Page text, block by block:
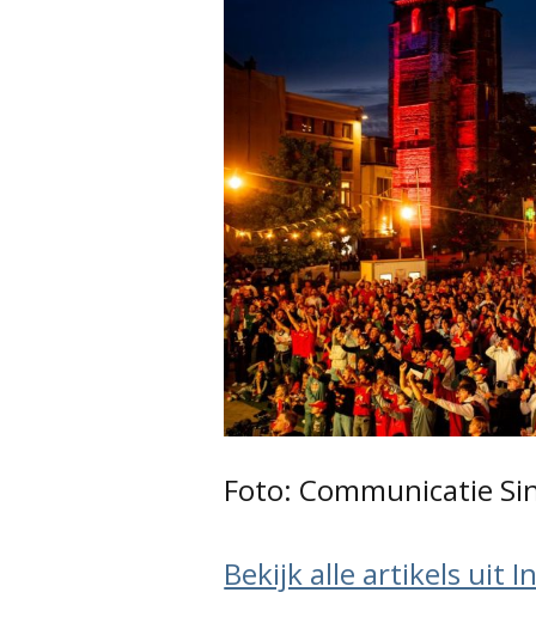
Foto: Communicatie
Bekijk alle artikels uit